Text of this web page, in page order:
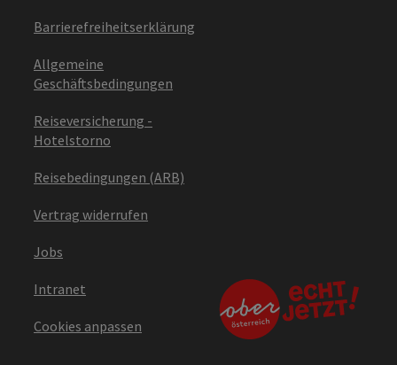
Barrierefreiheitserklärung
Allgemeine
Geschäftsbedingungen
Reiseversicherung -
Hotelstorno
Reisebedingungen (ARB)
Vertrag widerrufen
Jobs
Intranet
Cookies anpassen